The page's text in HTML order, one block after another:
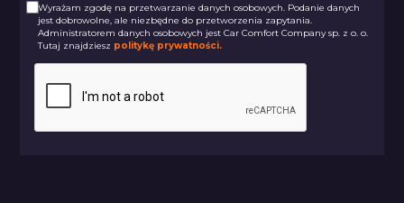
Wyrażam zgodę na przetwarzanie danych osobowych. Podanie danych
jest dobrowolne, ale niezbędne do przetworzenia zapytania.
Administratorem danych osobowych jest Car Comfort Company sp. z o. o.
Tutaj znajdziesz politykę prywatności.